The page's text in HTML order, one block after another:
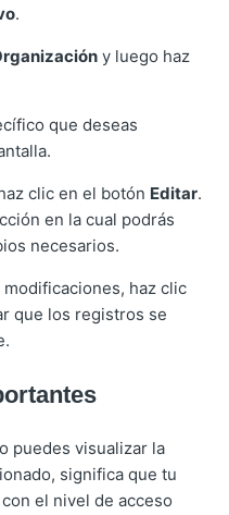
.
y luego haz
que deseas
clic en el botón Editar.
en la cual podrás
necesarios.
haz clic
que los registros se
puedes visualizar la
significa que tu
el nivel de acceso